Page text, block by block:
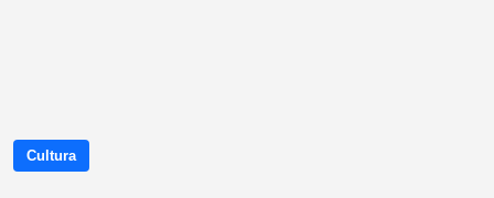
Cultura